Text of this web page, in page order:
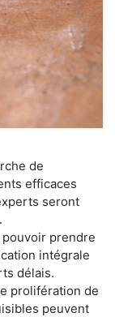
de
efficaces
seront
prendre
intégrale
délais.
prolifération de
peuvent